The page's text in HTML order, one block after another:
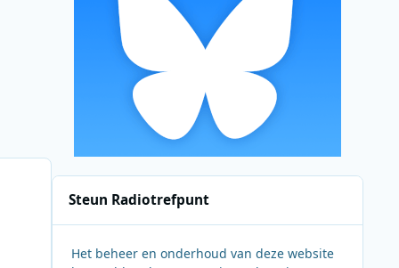
Steun Radiotrefpunt
Het beheer en onderhoud van deze website